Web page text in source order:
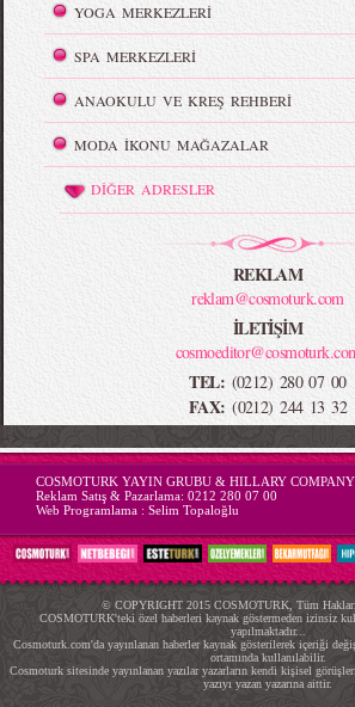
YOGA MERKEZLERİ
SPA MERKEZLERİ
ANAOKULU VE KREŞ REHBERİ
MODA İKONU MAĞAZALAR
DİĞER ADRESLER
REKLAM
reklam@cosmoturk.com
İLETİŞİM
TEL: (0212) 280 07 00
FAX: (0212) 244 13 32
-->
COSMOTURK YAYIN GRUBU & HILLARY
Reklam Satış & Pazarlama: 0212 280 07 00
Web Programlama : Selim Topaloğlu
© COPYRIGHT 2015 COSMOTURK, Tüm Hakları
COSMOTURK'teki özel haberleri kaynak göstermeden izinsiz
yapılmaktadır...
Cosmoturk.com'da yayınlanan haberler kaynak gösterilerek içeriği
ortamında kullanılabilir.
Cosmoturk sitesinde yayınlanan yazılar yazarların kendi kişisel
yazıyı yazan yazarına aittir.